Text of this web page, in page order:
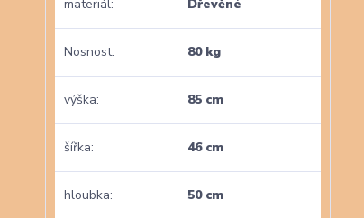
materiál Dřevěné
Nosnost 80 kg
výška 85 cm
šířka 46 cm
hloubka 50 cm